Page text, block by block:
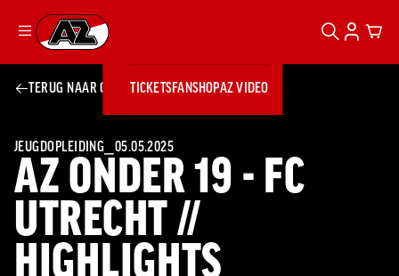
Ga naar onze homepage
TICKETSFANSHOPAZ VIDEO
TICKETS
TICKETS
AZ 1
FANSHOP
AZ VIDEO
BUSINESS
BUSINESS
AZ Business
ZOEKEN
TERUG NAAR OVERZICHT
AZ ONDER 19 - FC
UTRECHT //
HIGHLIGHTS
JEUGDOPLEIDING 05.05.2025